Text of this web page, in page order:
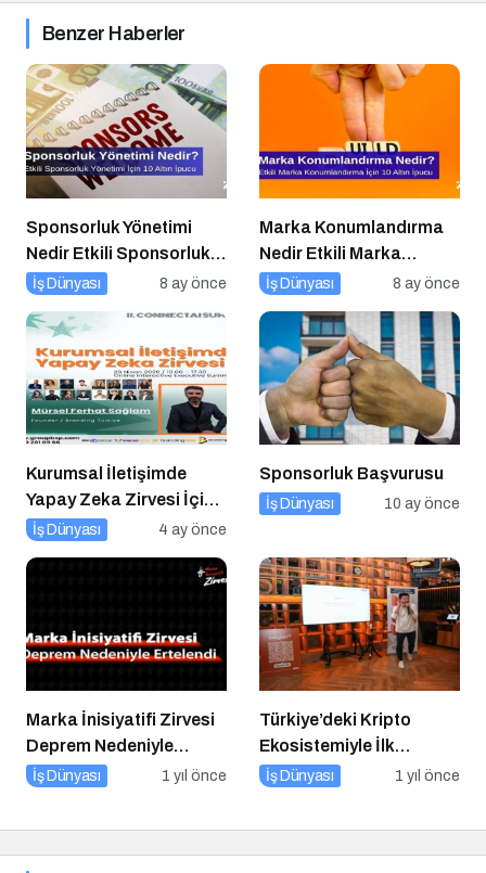
Benzer Haberler
Sponsorluk Yönetimi
Nedir Etkili Sponsorluk
Yönetimi İçin 10 Altın
İş Dünyası 8 ay önce
Marka Konumlandırma
Nedir Etkili Marka
Konumlandırma İçin 10
İş Dünyası 8 ay önce
Kurumsal İletişimde
Yapay Zeka Zirvesi İçin
Geri Sayım!
İş Dünyası 4 ay önce
Sponsorluk Başvurusu
İş Dünyası 10 ay önce
Marka İnisiyatifi Zirvesi
Deprem Nedeniyle
Ertelendi
İş Dünyası 1 yıl önce
Türkiye’deki Kripto
Ekosistemiyle İlk
Buluşma
İş Dünyası 1 yıl önce